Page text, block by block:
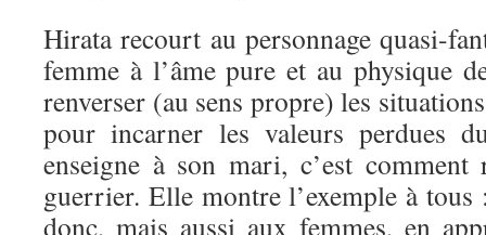
Hirata recourt au personnage quasi-
femme à l’âme pure et au physique
renverser (au sens propre) les
pour incarner les valeurs perdues
enseigne à son mari, c’est
guerrier. Elle montre l’exemple à
donc, mais aussi aux femmes, en